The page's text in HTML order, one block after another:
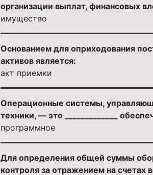
организации выплат, финансовых
имущество
Основанием для оприходования
активов является:
акт приемки
Операционные системы,
техники, — это _____________
программное
Для определения общей суммы
контроля за отражением на